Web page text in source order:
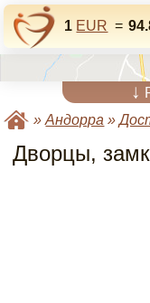
1 EUR =
↓
»Андорра »
Дворцы,